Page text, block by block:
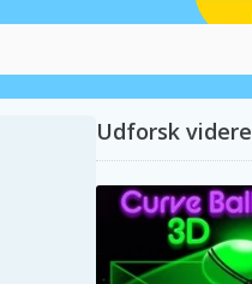
Udforsk videre